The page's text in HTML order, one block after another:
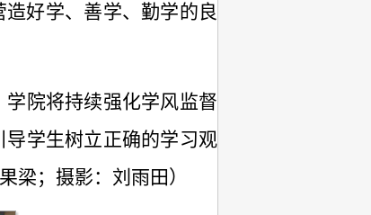
好学、善学、勤学的良
学院将持续强化学风监督
导学生树立正确的学习观
梁；摄影：刘雨田）